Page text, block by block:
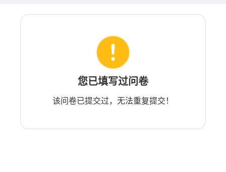
您已填写过问卷
该问卷已提交过，无法重复提交！